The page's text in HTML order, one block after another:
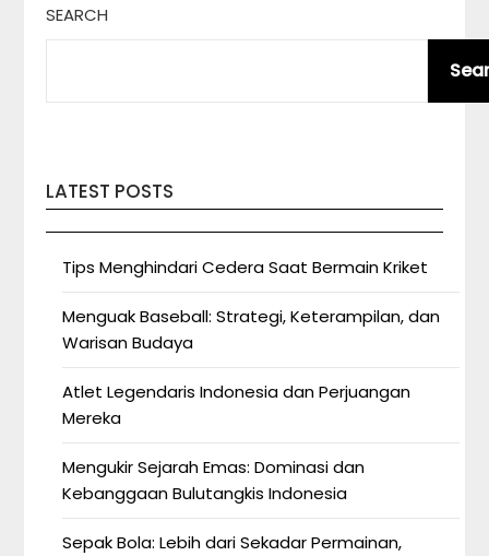
SEARCH
LATEST POSTS
Tips Menghindari Cedera Saat Bermain Kriket
Menguak Baseball: Strategi, Keterampilan, dan
Warisan Budaya
Atlet Legendaris Indonesia dan Perjuangan
Mereka
Mengukir Sejarah Emas: Dominasi dan
Kebanggaan Bulutangkis Indonesia
Sepak Bola: Lebih dari Sekadar Permainan,